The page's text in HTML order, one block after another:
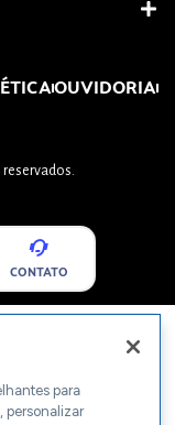
OUVIDORIA
reservados.
CONTATO
para
personalizar